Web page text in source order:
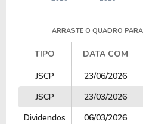
ARRASTE O QUADRO
TIPO DATA COM
TIPO
DATA COM
JSCP 23/06/2026
JSCP
23/03/2026
Dividendos
06/03/2026